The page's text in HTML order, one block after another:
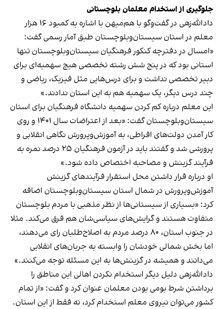
جلوگیری از استخدام معلمان بلوچستانی
دادالله‌زهی در گفت‌وگو با هم‌میهن با اشاره به کمبود ۱۶ هزار
معلم در استان سیستان‌وبلوچستان طبق آمار رسمی گفت:
«امسال در دفترچه کنکور فرهنگیان سیستان‌وبلوچستان تنها
استانی بود که در پنج شش رشته تخصصی هیچ سهمیه‌ای برای
دبیر تخصصی نداشت و برای درس‌هایی مثل فیزیک، ریاضی و
چند درس دیگر، یک سهمیه هم به این استان ندادند.»
این معلم درباره کم کردن سهمیه دانشگاه فرهنگیان برای استان
سیستان‌وبلوچستان گفت: «بعد از اعتراضات سال ۱۴۰۱ و روی
کار آمدن دولت‌های افراطی، به آموزش‌وپرورش نگاهی انقلابی و
پرورشی شد و گفتند باید در آزمون فرهنگیان ۲۵ درصد نمره به
فرآیند گزینش و مصاحبه اختصاص داده شود.»
او درباره قرار داشتن محل استقرار فرآیندهای گزینش
آموزش‌وپرورش در شمال استان سیستان‌وبلوچستان اضافه
کرد: «بسیاری از سیستانی‌ها از نظر مذهبی با مردم بلوچستان
متفاوت هستند و گرایش‌های سیاسی‌شان هم فرق می‌کند. مثلا
در جنوب استان، ۸۰ درصد مردم به اصلاح‌طلبان رای می‌دهند،
اما بخش شمالی خودشان را وابسته به جریان‌های انقلابی
می‌دانند و همیشه در گزینش‌ها به این مسئله توجه می‌کنند.»
دادالله‌زهی دلیل دیگر استخدام نکردن اهالی این مناطق را
برداشتن شرط بومی‌ بودن معلمان عنوان کرد و گفت: «از تمام
کشور می‌توان نیروی معلم استخدام کرد، نه‌ فقط از این استان.